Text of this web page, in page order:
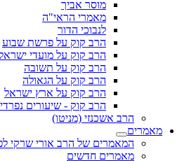
מוסר אביך
מאמרי הראי"ה
לנבוכי הדור
הרב קוק על פרשת שבוע
הרב קוק על מועדי
הרב קוק על תשובה
הרב קוק על הגאולה
הרב קוק על ארץ ישראל
הרב קוק - שיעורים
הרב אשכנזי (מניטו)
מאמרים
המאמרים של הרב אורי שרקי
מאמרים חדשים